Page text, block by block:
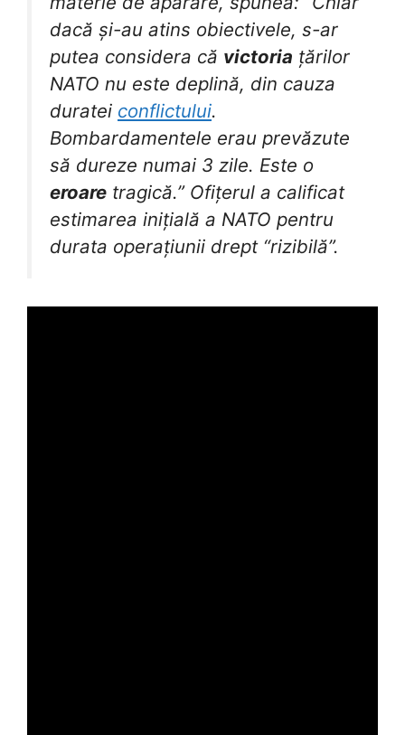
dacă și-au atins obiectivele, s-ar
putea considera că victoria țărilor
NATO nu este deplină, din cauza
duratei conflictului.
Bombardamentele erau prevăzute
să dureze numai 3 zile. Este o
eroare tragică.” Ofițerul a calificat
estimarea inițială a NATO pentru
durata operațiunii drept “rizibilă”.